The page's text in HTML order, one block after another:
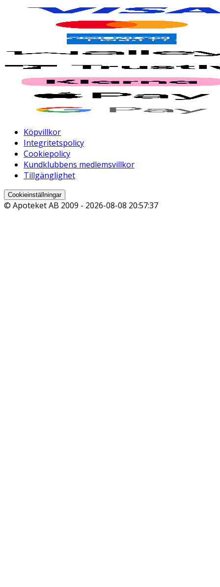
Köpvillkor
Integritetspolicy
Cookiepolicy
Kundklubbens medlemsvillkor
Tillgänglighet
Cookieinställningar
© Apoteket AB 2009 - 2026-08-08 20:57:37